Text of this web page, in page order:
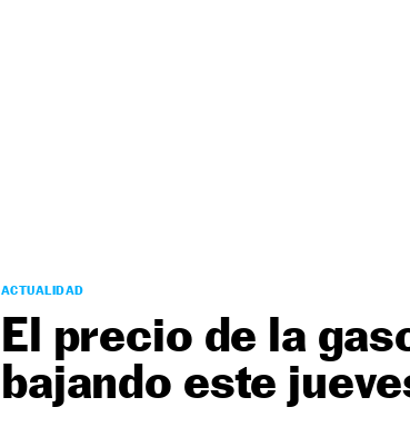
ACTUALIDAD
El precio de la
bajando este